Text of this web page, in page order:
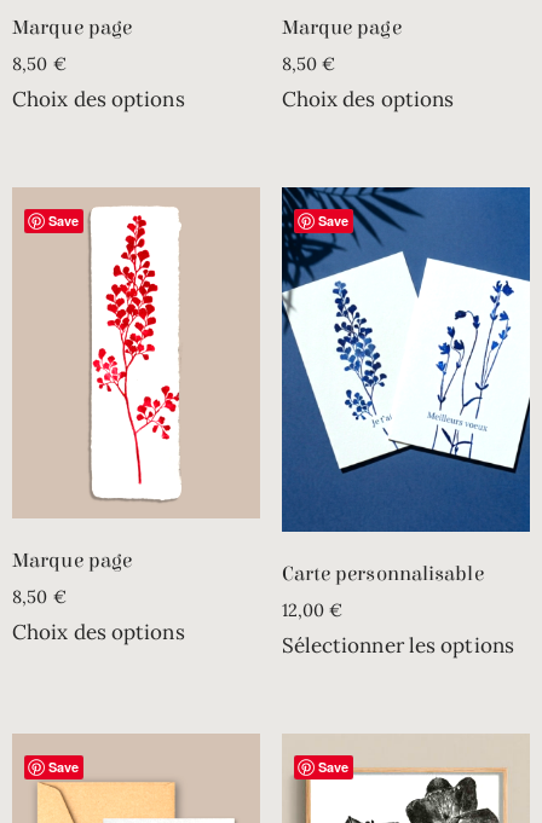
Marque page
8,50 €
Choix des options
Marque page
8,50€
Choix des options
Save
Marque page
8,50 €
Choix des options
Save
Carte personnalisable
12,00€
Sélectionner les options
Save Save